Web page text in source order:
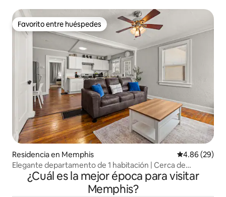
Favorito entre huéspedes
Favorito entre huéspedes
Residencia en Memphis Calificación
4.86 (29)
Elegante departamento de 1 habitación | Cerca de
Midtown y Crosstown | Se admiten mascotas
¿Cuál es la mejor época para visitar
Memphis?